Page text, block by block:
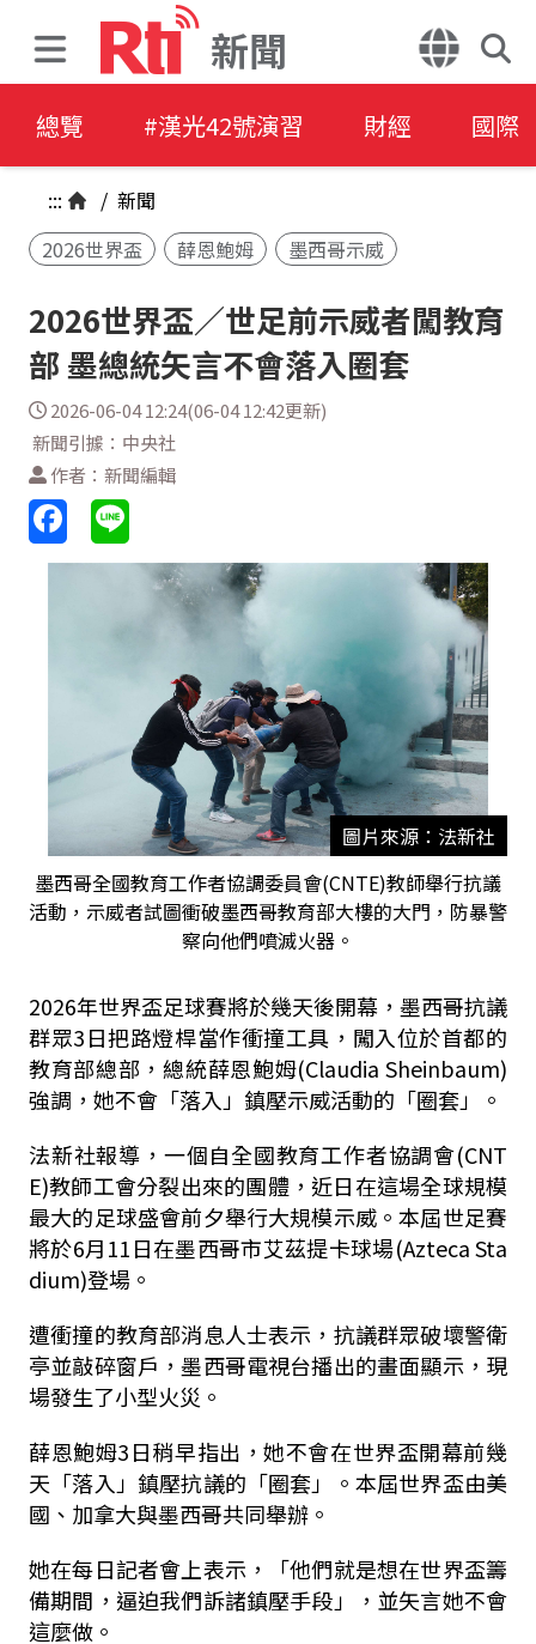
新聞
總覽 #漢光42號演習 財經 國際
::: / 新聞
2026世界盃
薛恩鮑姆 墨西哥示威
2026世界盃／世足前示威者闖教育
部 墨總統矢言不會落入圈套
2026-06-04 12:24(06-04 12:42更新)
新聞引據：中央社
作者：新聞編輯
圖片來源：法新社
墨西哥全國教育工作者協調委員會(CNTE)教師舉行抗議
活動，示威者試圖衝破墨西哥教育部大樓的大門，防暴警
察向他們噴滅火器。
2026年世界盃足球賽將於幾天後開幕，墨西哥抗議
群眾3日把路燈桿當作衝撞工具，闖入位於首都的
教育部總部，總統薛恩鮑姆(Claudia Sheinbaum)
強調，她不會「落入」鎮壓示威活動的「圈套」。
法新社報導，一個自全國教育工作者協調會(CNT
E)教師工會分裂出來的團體，近日在這場全球規模
最大的足球盛會前夕舉行大規模示威。本屆世足賽
將於6月11日在墨西哥市艾茲提卡球場(Azteca Sta
dium)登場。
遭衝撞的教育部消息人士表示，抗議群眾破壞警衛
亭並敲碎窗戶，墨西哥電視台播出的畫面顯示，現
場發生了小型火災。
薛恩鮑姆3日稍早指出，她不會在世界盃開幕前幾
天「落入」鎮壓抗議的「圈套」。本屆世界盃由美
國、加拿大與墨西哥共同舉辦。
她在每日記者會上表示，「他們就是想在世界盃籌
備期間，逼迫我們訴諸鎮壓手段」，並矢言她不會
這麼做。